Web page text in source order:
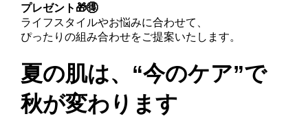
プレゼント🎁🉐
ライフスタイルやお悩みに合わせて、
ぴったりの組み合わせをご提案いたします。
夏の肌は、“今のケア”で
秋が変わります